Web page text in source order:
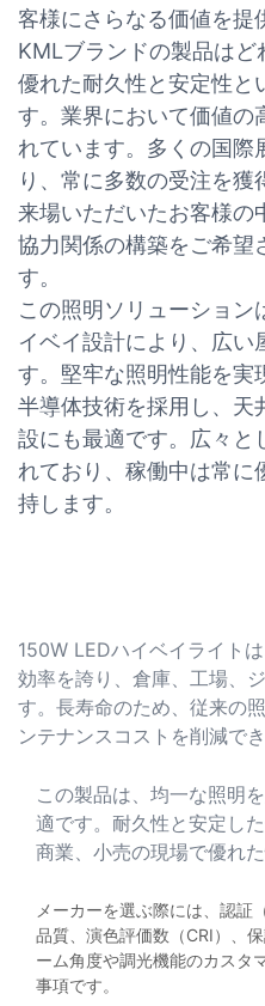
客様にさらなる価値を提
KMLブランドの製品はど
優れた耐久性と安定性と
す。業界において価値の
れています。多くの国際
り、常に多数の受注を
来場いただいたお客様の
協力関係の構築をご希望
す。
この照明ソリューション
イベイ設計により、広い
す。堅牢な照明性能を実
半導体技術を採用し、天
設にも最適です。広々と
れており、稼働中は常に
持します。
150W LEDハイベイライト
効率を誇り、倉庫、工場、
す。長寿命のため、従来の
ンテナンスコストを削減でき
この製品は、均一な照明
適です。耐久性と安定し
商業、小売の現場で優れ
メーカーを選ぶ際には、認証
品質、演色評価数（CRI）、
ーム角度や調光機能のカスタ
事項です。